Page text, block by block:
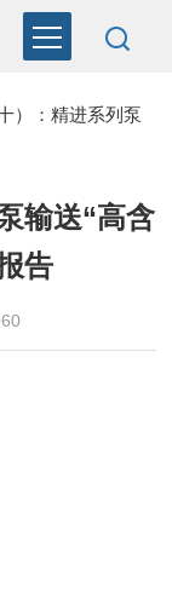
）：精进系列泵
输送“高含
告